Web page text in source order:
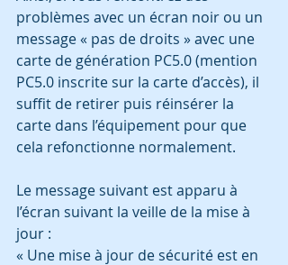
problèmes avec un écran noir ou un
message « pas de droits » avec une
carte de génération PC5.0 (mention
PC5.0 inscrite sur la carte d’accès), il
suffit de retirer puis réinsérer la
carte dans l’équipement pour que
cela refonctionne normalement.
Le message suivant est apparu à
l’écran suivant la veille de la mise à
jour :
« Une mise à jour de sécurité est en